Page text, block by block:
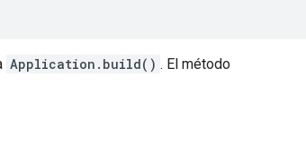
Application.build() . El método